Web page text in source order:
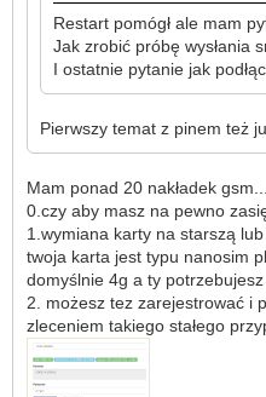
Restart pomógł ale mam
Jak zrobić próbę wysłania
I ostatnie pytanie jak
Pierwszy temat z pinem też
Mam ponad 20 nakładek
0.czy aby masz na pewno
1.wymiana karty na starszą
twoja karta jest typu nanosim
domyślnie 4g a ty
2. możesz tez zarejestrować i
zleceniem takiego stałego